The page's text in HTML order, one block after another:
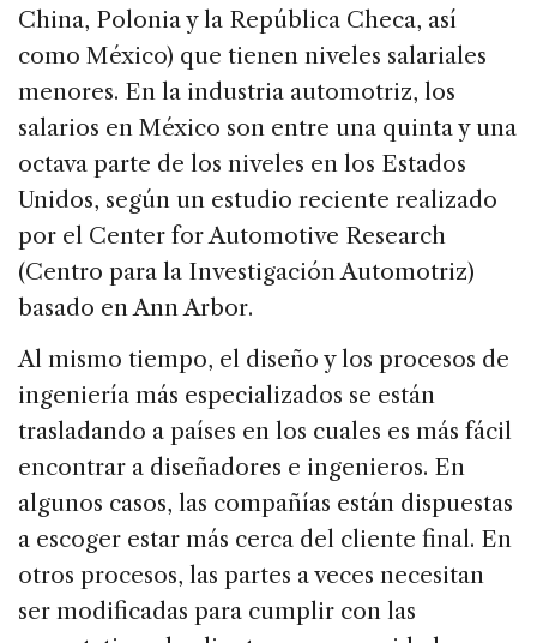
China, Polonia y la República Checa, así
como México) que tienen niveles salariales
menores. En la industria automotriz, los
salarios en México son entre una quinta y una
octava parte de los niveles en los Estados
Unidos, según un estudio reciente realizado
por el Center for Automotive Research
(Centro para la Investigación Automotriz)
basado en Ann Arbor.
Al mismo tiempo, el diseño y los procesos de
ingeniería más especializados se están
trasladando a países en los cuales es más fácil
encontrar a diseñadores e ingenieros. En
algunos casos, las compañías están dispuestas
a escoger estar más cerca del cliente final. En
otros procesos, las partes a veces necesitan
ser modificadas para cumplir con las